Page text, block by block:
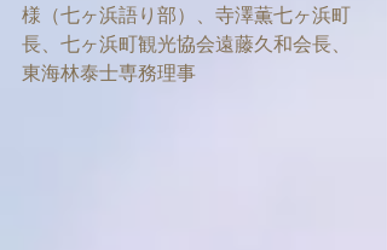
様（七ヶ浜語り部）、寺澤薫七ヶ浜町
長、七ヶ浜町観光協会遠藤久和会長、
東海林泰士専務理事